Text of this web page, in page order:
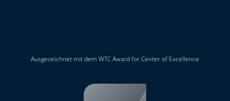
Ausgezeichnet mit dem WTC Award for Center of Excellence